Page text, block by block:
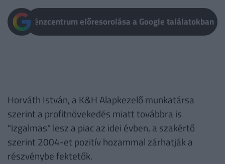
Pénzcentrum előresorolása a Google találatokban
Horváth István, a K&H Alapkezelő munkatársa
szerint a profitnövekedés miatt továbbra is
"izgalmas" lesz a piac az idei évben, a szakértő
szerint 2004-et pozitív hozammal zárhatják a
részvénybe fektetők.